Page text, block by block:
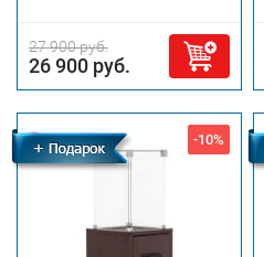
27 900 руб.
26 900 руб.
Бесплатная
доставка
-10%